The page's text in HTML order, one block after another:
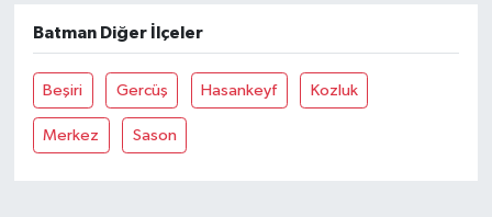
Batman Diğer İlçeler
Beşiri Gercüş Hasankeyf Kozluk
Merkez Sason